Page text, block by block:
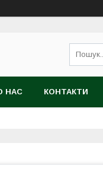
НАС КОНТАКТИ